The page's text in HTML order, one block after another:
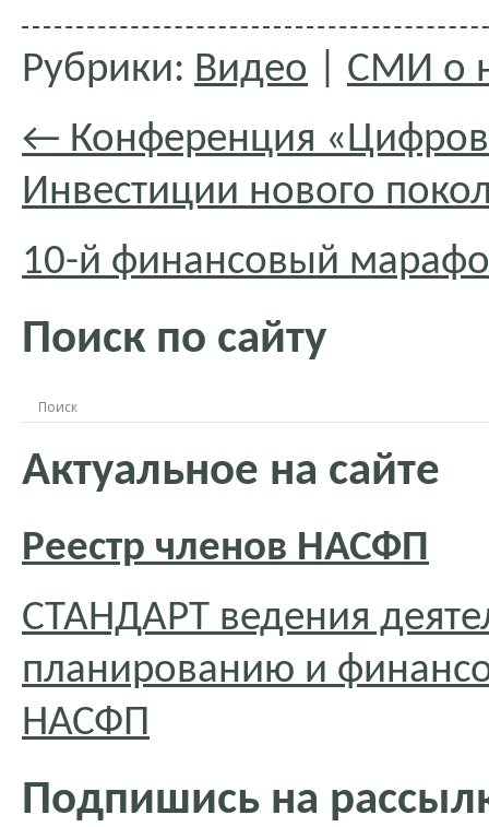
Рубрики: Видео
СМИ о
← Конференция
Инвестиции нового
10-й финансовый
Поиск по сайту
Актуальное на сайте
Реестр членов НАСФП
СТАНДАРТ ведения
планированию и
НАСФП
Подпишись на